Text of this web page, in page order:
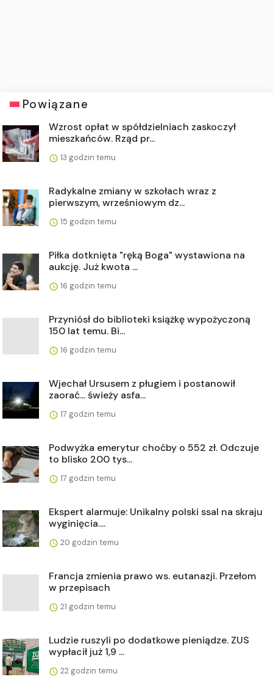
Powiązane
Wzrost opłat w spółdzielniach zaskoczył
mieszkańców. Rząd pr...
13 godzin temu
Radykalne zmiany w szkołach wraz z
pierwszym, wrześniowym dz...
15 godzin temu
Piłka dotknięta "ręką Boga" wystawiona na
aukcję. Już kwota ...
16 godzin temu
Przyniósł do biblioteki książkę wypożyczoną
150 lat temu. Bi...
16 godzin temu
Wjechał Ursusem z pługiem i postanowił
zaorać... świeży asfa...
17 godzin temu
Podwyżka emerytur choćby o 552 zł. Odczuje
to blisko 200 tys...
17 godzin temu
Ekspert alarmuje: Unikalny polski ssal na skraju
wyginięcia....
20 godzin temu
Francja zmienia prawo ws. eutanazji. Przełom
w przepisach
21 godzin temu
Ludzie ruszyli po dodatkowe pieniądze. ZUS
wypłacił już 1,9 ...
22 godzin temu